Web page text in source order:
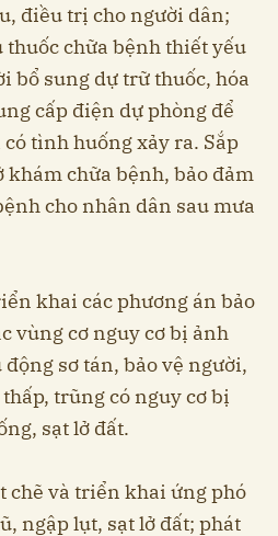
điều trị cho người dân;
thuốc chữa bệnh thiết yếu
bổ sung dự trữ thuốc, hóa
cấp điện dự phòng để
tình huống xảy ra. Sắp
khám chữa bệnh, bảo đảm
cho nhân dân sau mưa
khai các phương án bảo
vùng cơ nguy cơ bị ảnh
sơ tán, bảo vệ người,
trũng có nguy cơ bị
sạt lở đất.
chẽ và triển khai ứng phó
ngập lụt, sạt lở đất; phát